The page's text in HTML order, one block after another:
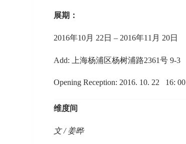
展期：
2016年10月 22日 – 2016年11月 20日
Add: 上海杨浦区杨树浦路2361号 9-3
Opening Reception: 2016. 10. 22 16: 00
维度间
文 / 姜晔